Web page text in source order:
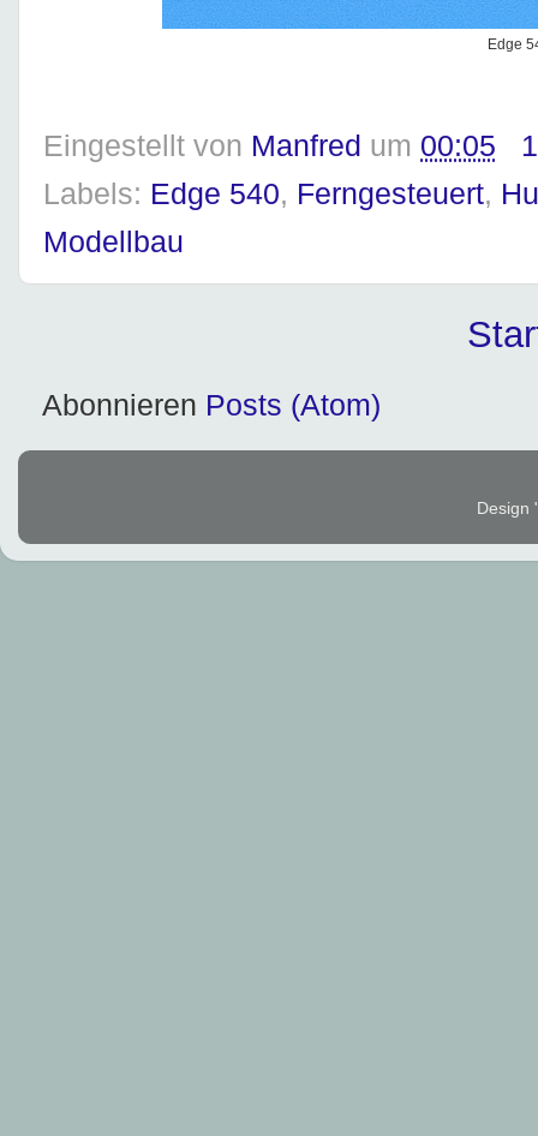
Edge
Eingestellt von Manfred um 00:05
Labels: Edge 540, Ferngesteuert,
Modellbau
Abonnieren Posts (Atom)
Design